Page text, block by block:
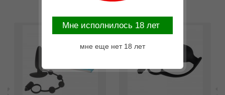
Mне исполнилось 18 лет
мне еще нет 18 лет